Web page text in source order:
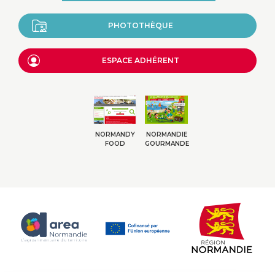
PHOTOTHÈQUE
ESPACE ADHÉRENT
NORMANDY
FOOD
NORMANDIE
GOURMANDE